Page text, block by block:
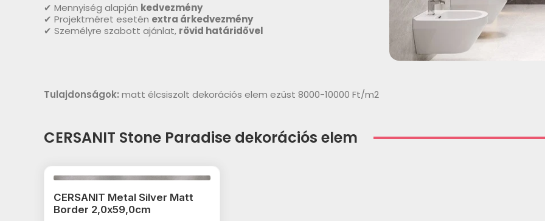
✔ Mennyiség alapján kedvezmény
✔ Projektméret esetén extra árkedvezmény
✔ Személyre szabott ajánlat, rövid határidővel
Tulajdonságok: matt élcsiszolt dekorációs elem ezüst 8000-10000 Ft/m2
CERSANIT Stone Paradise dekorációs elem
CERSANIT Metal Silver Matt
Border 2,0x59,0cm